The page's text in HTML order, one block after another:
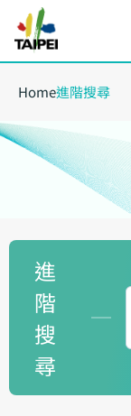
Home進階搜尋
進
階
搜
尋